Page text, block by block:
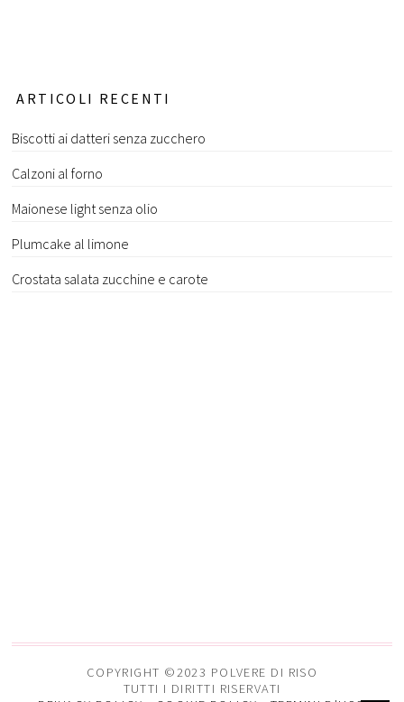
ARTICOLI RECENTI
Biscotti ai datteri senza zucchero
Calzoni al forno
Maionese light senza olio
Plumcake al limone
Crostata salata zucchine e carote
COPYRIGHT ©2023 POLVERE DI RISO
TUTTI I DIRITTI RISERVATI